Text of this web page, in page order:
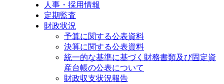
人事・採用情報
定期監査
財政状況
予算に関する公表資料
決算に関する公表資料
統一的な基準に基づく財務書類及び固定資
産台帳の公表について
財政収支状況報告